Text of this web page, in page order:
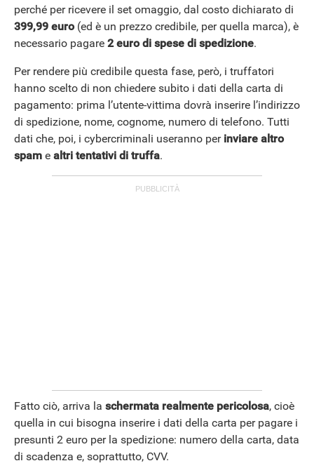
perché per ricevere il set omaggio, dal costo dichiarato di
399,99 euro(ed è un prezzo credibile, per quella marca), è
necessario pagare 2 euro di spese di spedizione.
Per rendere più credibile questa fase, però, i truffatori
hanno scelto di non chiedere subito i dati della carta di
pagamento: prima l’utente-vittima dovrà inserire l’indirizzo
di spedizione, nome, cognome, numero di telefono. Tutti
dati che, poi, i cybercriminali useranno per inviare altro
spam e altri tentativi di truffa.
Fatto ciò, arriva la schermata realmente pericolosa, cioè
quella in cui bisogna inserire i dati della carta per pagare i
presunti 2 euro per la spedizione: numero della carta, data
di scadenza e, soprattutto, CVV.